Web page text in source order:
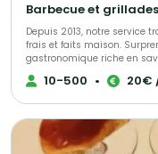
Depuis 2013, notre service
frais et faits maison.
gastronomique riche en
inoubliable.
10-500 • 20€